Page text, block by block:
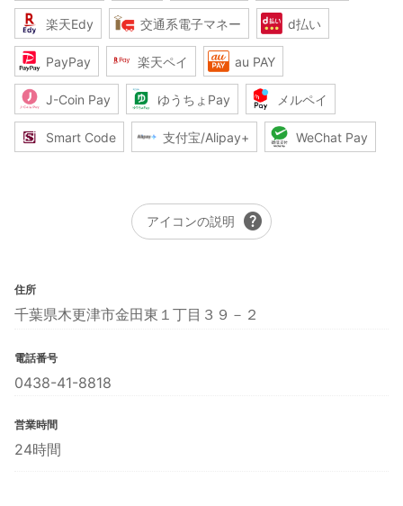
楽天Edy 交通系電子マネー d払い
PayPay 楽天ペイ au PAY
J-Coin Pay ゆうちょPay メルペイ
Smart Code 支付宝/Alipay+ WeChat Pay
アイコンの説明 help
住所
千葉県木更津市金田東１丁目３９－２
電話番号
0438-41-8818
営業時間
24時間